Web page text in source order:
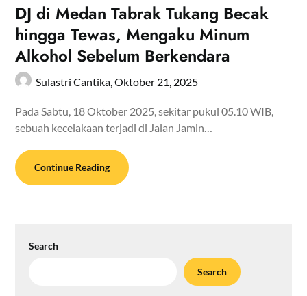
DJ di Medan Tabrak Tukang Becak
hingga Tewas, Mengaku Minum
Alkohol Sebelum Berkendara
Sulastri Cantika,Oktober 21, 2025
Pada Sabtu, 18 Oktober 2025, sekitar pukul 05.10 WIB,
sebuah kecelakaan terjadi di Jalan Jamin…
Continue Reading
Search
Search